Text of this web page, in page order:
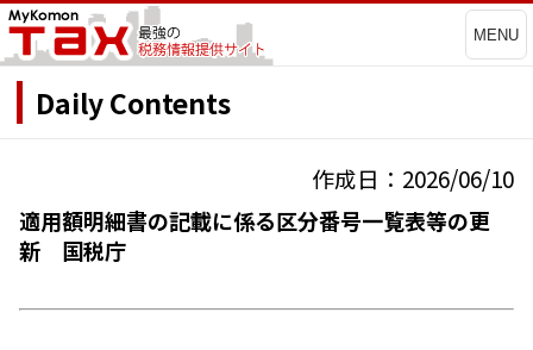
MENU
Daily Contents
作成日：2026/06/10
適用額明細書の記載に係る区分番号一覧表等の更
新 国税庁